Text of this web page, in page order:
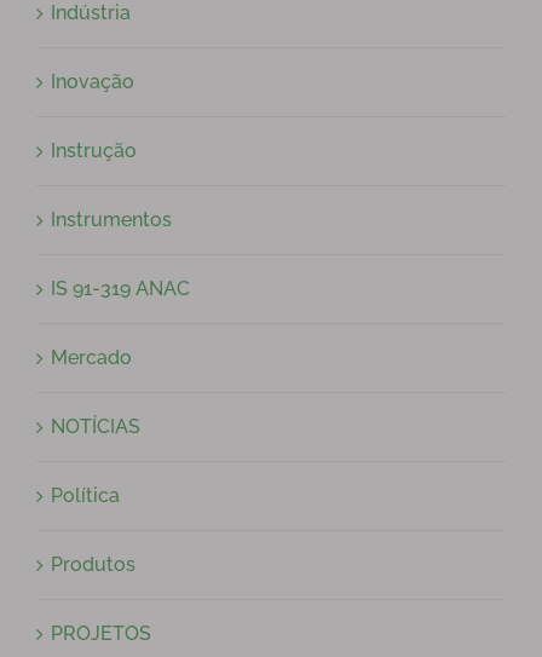
Indústria
Inovação
Instrução
Instrumentos
IS 91-319 ANAC
Mercado
NOTÍCIAS
Política
Produtos
PROJETOS